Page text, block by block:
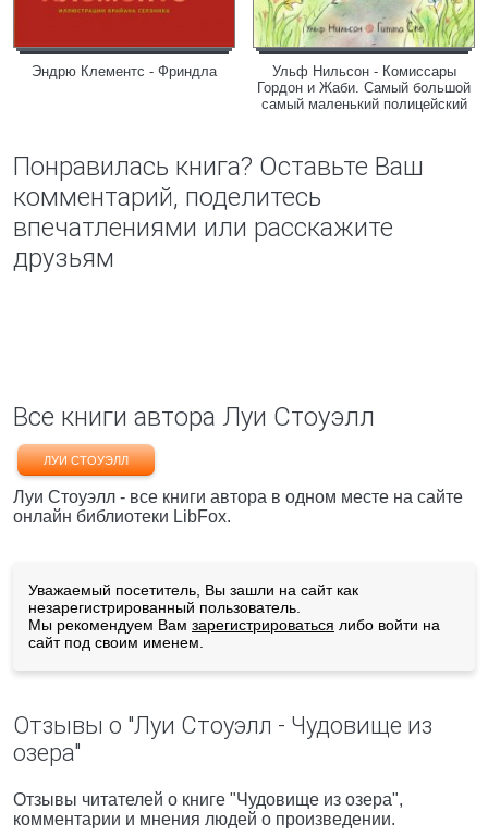
Эндрю Клементс - Фриндла
Ульф Нильсон - Комиссары
Гордон и Жаби. Самый большой
самый маленький полицейский
Понравилась книга? Оставьте Ваш
комментарий, поделитесь
впечатлениями или расскажите
друзьям
Все книги автора Луи Стоуэлл
ЛУИ СТОУЭЛЛ
Луи Стоуэлл - все книги автора в одном месте на сайте
онлайн библиотеки LibFox.
Уважаемый посетитель, Вы зашли на сайт как
незарегистрированный пользователь.
Мы рекомендуем Вам зарегистрироваться либо войти на
сайт под своим именем.
Отзывы о "Луи Стоуэлл - Чудовище из
озера"
Отзывы читателей о книге "Чудовище из озера",
комментарии и мнения людей о произведении.